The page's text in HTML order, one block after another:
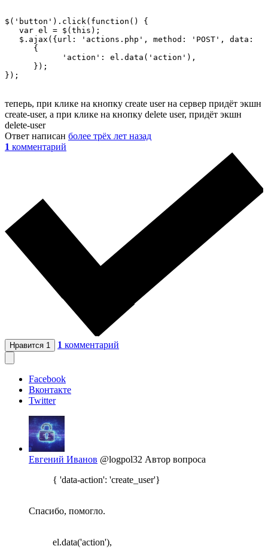
$('button').click(function() {
   var el = $(this);
   $.ajax({url: 'actions.php', method: 'POST', data:
      {
            'action': el.data('action'),
      });
});
теперь, при клике на кнопку create user на сервер придёт экшн
create-user, а при клике на кнопку delete user, придёт экшн
delete-user
Ответ написан более трёх лет назад
1 комментарий
Нравится 1 1 комментарий
Facebook
Вконтакте
Twitter
Евгений Иванов @logpol32 Автор вопроса
{ 'data-action': 'create_user'}
Спасибо, помогло.
el.data('action'),